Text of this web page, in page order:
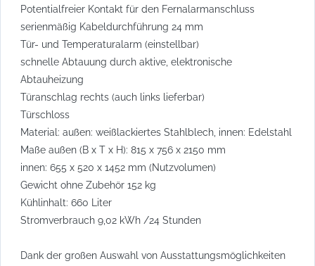
Potentialfreier Kontakt für den Fernalarmanschluss
serienmäßig Kabeldurchführung 24 mm
Tür- und Temperaturalarm (einstellbar)
schnelle Abtauung durch aktive, elektronische
Abtauheizung
Türanschlag rechts (auch links lieferbar)
Türschloss
Material: außen: weißlackiertes Stahlblech, innen: Edelstahl
Maße außen (B x T x H): 815 x 756 x 2150 mm
innen: 655 x 520 x 1452 mm (Nutzvolumen)
Gewicht ohne Zubehör 152 kg
Kühlinhalt: 660 Liter
Stromverbrauch 9,02 kWh /24 Stunden
Dank der großen Auswahl von Ausstattungsmöglichkeiten